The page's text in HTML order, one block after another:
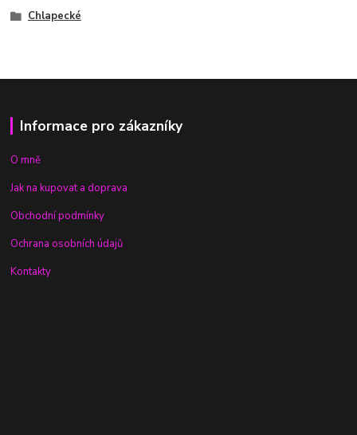
Chlapecké
Informace pro zákazníky
O mně
Jak na kupovat a doprava
Obchodní podmínky
Ochrana osobních údajů
Kontakty